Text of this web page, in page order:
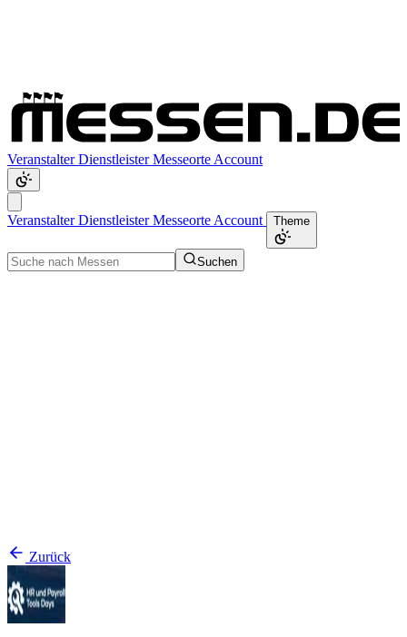
VeranstalterDienstleisterMesseorte Account
VeranstalterDienstleisterMesseorte Account Theme
Suchen
Zurück